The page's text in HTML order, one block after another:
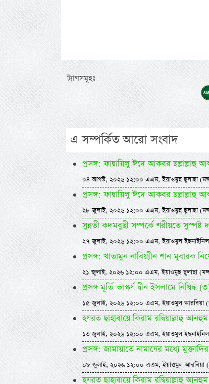
ট্যাগসমূহঃ
এ সম্পর্কিত আরো সংবাদ
প্রসঙ্গ: ফাদ্বায়িলু ঈদে আকবর ছল্লাল্লাহু
০৪ আগস্ট, ২০২৬ ১২:০০ এএম, ইয়াওমুছ ছুলাছা
প্রসঙ্গ: ফাদ্বায়িলু ঈদে আকবর ছল্লাল্লাহু
২৮ জুলাই, ২০২৬ ১২:০০ এএম, ইয়াওমুছ ছুলাছা
সুন্নতী কদমবুছী সম্পর্কে শরীয়তে সুস্পষ্ট
২৭ জুলাই, ২০২৬ ১২:০০ এএম, ইয়াওমুল
প্রসঙ্গ: খাতামুন নাবিয়্যীন শান মুবারক
২১ জুলাই, ২০২৬ ১২:০০ এএম, ইয়াওমুছ ছুলাছা
প্রসঙ্গ মূর্তি-ভাস্কর্য দ্বীন ইসলামে নিষিদ্ধ
১৫ জুলাই, ২০২৬ ১২:০০ এএম, ইয়াওমুল আরবিয়া
হযরত ছাহাবায়ে কিরাম রদ্বিয়াল্লাহু
১৩ জুলাই, ২০২৬ ১২:০০ এএম, ইয়াওমুল
প্রসঙ্গ: জামায়াতে নামাযের মধ্যে
০৮ জুলাই, ২০২৬ ১২:০০ এএম, ইয়াওমুল আরবিয়া
হযরত ছাহাবায়ে কিরাম রদ্বিয়াল্লাহু